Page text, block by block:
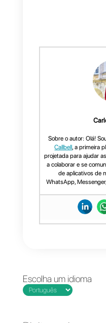
,
contato
qualquer
fazer
ajudar
widget e
a trocar
clientes.